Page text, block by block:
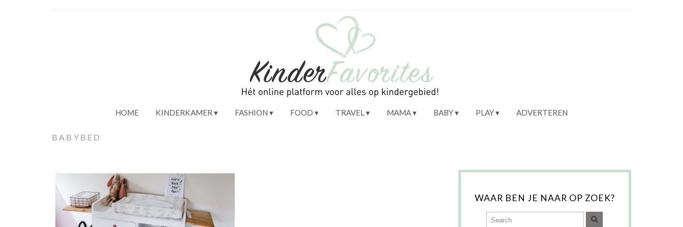
HOME KINDERKAMER FASHION FOOD TRAVEL MAMA BABY PLAY ADVERTEREN
BABYBED
WAAR BEN JE NAAR OP ZOEK?